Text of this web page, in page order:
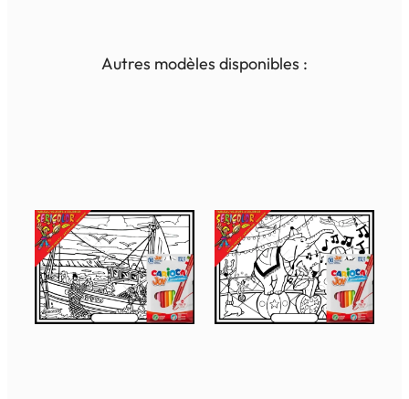
Autres modèles disponibles :